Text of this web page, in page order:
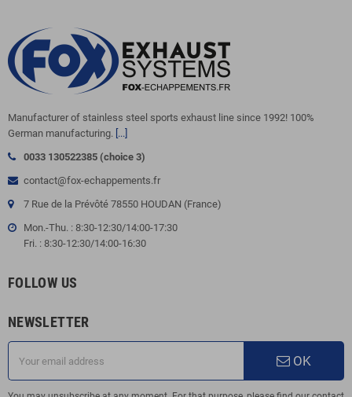
Manufacturer of stainless steel sports exhaust line since 1992! 100%
German manufacturing. [...]
0033 130522385 (choice 3)
contact@fox-echappements.fr
7 Rue de la Prévôté 78550 HOUDAN (France)
Mon.-Thu. : 8:30-12:30/14:00-17:30
Fri. : 8:30-12:30/14:00-16:30
FOLLOW US
NEWSLETTER
OK